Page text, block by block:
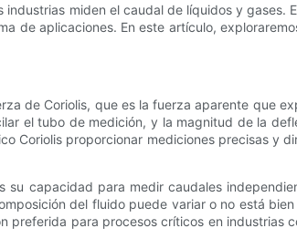
miden el caudal de líquidos y
de aplicaciones. En este artículo,
de Coriolis, que es la fuerza aparente que
el tubo de medición, y la magnitud de la
Coriolis proporcionar mediciones precisas y
capacidad para medir caudales
del fluido puede variar o no está
para procesos críticos en industrias